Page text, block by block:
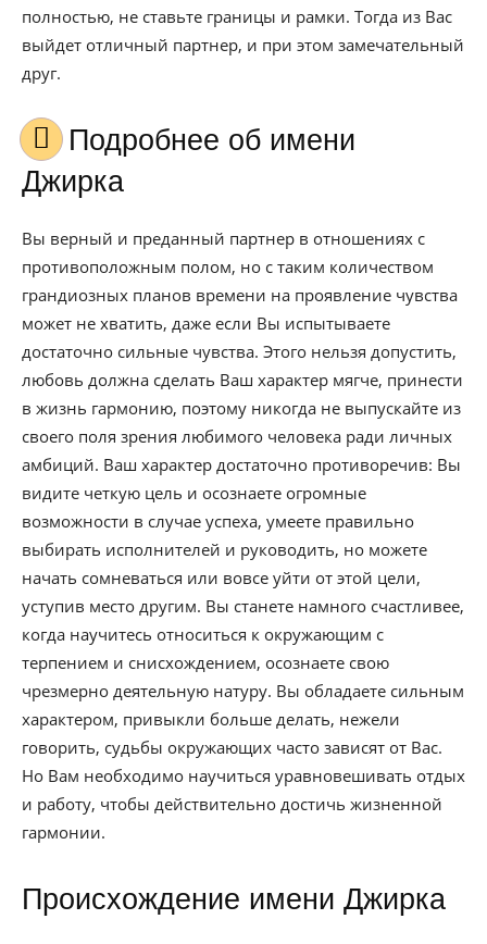
полностью, не ставьте границы и рамки. Тогда из Вас
выйдет отличный партнер, и при этом замечательный
друг.
Подробнее об имени
Джирка
Вы верный и преданный партнер в отношениях с
противоположным полом, но с таким количеством
грандиозных планов времени на проявление чувства
может не хватить, даже если Вы испытываете
достаточно сильные чувства. Этого нельзя допустить,
любовь должна сделать Ваш характер мягче, принести
в жизнь гармонию, поэтому никогда не выпускайте из
своего поля зрения любимого человека ради личных
амбиций. Ваш характер достаточно противоречив: Вы
видите четкую цель и осознаете огромные
возможности в случае успеха, умеете правильно
выбирать исполнителей и руководить, но можете
начать сомневаться или вовсе уйти от этой цели,
уступив место другим. Вы станете намного счастливее,
когда научитесь относиться к окружающим с
терпением и снисхождением, осознаете свою
чрезмерно деятельную натуру. Вы обладаете сильным
характером, привыкли больше делать, нежели
говорить, судьбы окружающих часто зависят от Вас.
Но Вам необходимо научиться уравновешивать отдых
и работу, чтобы действительно достичь жизненной
гармонии.
Происхождение имени Джирка